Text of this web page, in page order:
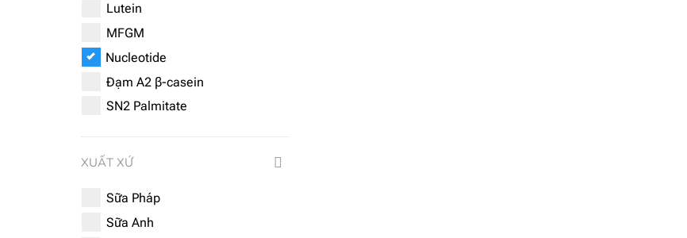
Lutein
MFGM
Nucleotide
Đạm A2 β-casein
SN2 Palmitate
XUẤT XỨ
Sữa Pháp
Sữa Anh